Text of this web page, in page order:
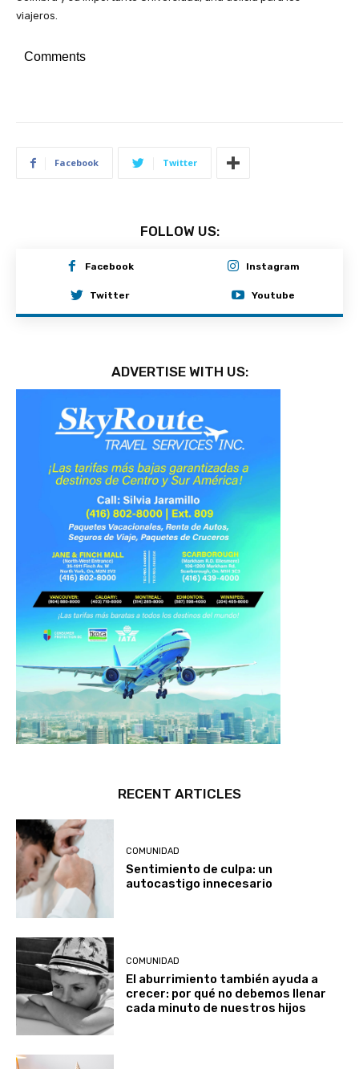
viajeros.
Comments
Facebook Twitter
FOLLOW US:
Facebook Instagram
Twitter Youtube
ADVERTISE WITH US:
RECENT ARTICLES
COMUNIDAD
Sentimiento de culpa: un
autocastigo innecesario
COMUNIDAD
El aburrimiento también ayuda a
crecer: por qué no debemos llenar
cada minuto de nuestros hijos